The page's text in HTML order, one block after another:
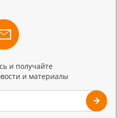
и получайте
и материалы